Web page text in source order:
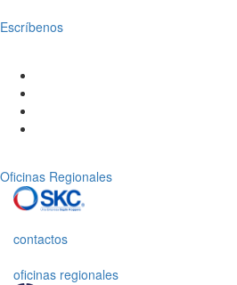
Escríbenos
Oficinas Regionales
contactos
oficinas regionales